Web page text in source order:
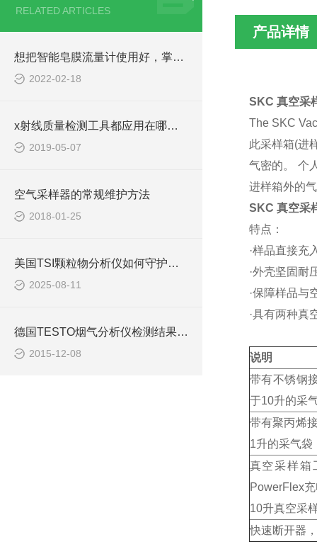
RELATED ARTICLES
想把智能皂膜流量计使用好，掌握它的特点是关键！
2022-02-18
x射线质量检测工具都应用在哪些领域？
2019-05-07
空气采样器的常规维护方法
2018-01-25
美国TSI颗粒物分析仪如何守护呼吸安全？
2025-08-11
德国TESTO烟气分析仪检测结果误差偏大的因由
2015-12-08
产品详情
SKC 真空采
The SKC
此采样箱(进
气密的。 个
进样箱外的
SKC 真空采
特点：
·样品直接充
·外壳坚固耐
·保障样品与
·具有两种真
说明
带有不锈钢
于10升的采
带有聚丙烯
1升的采气袋
真空采样箱
PowerFlex
10升真空采
快速断开器